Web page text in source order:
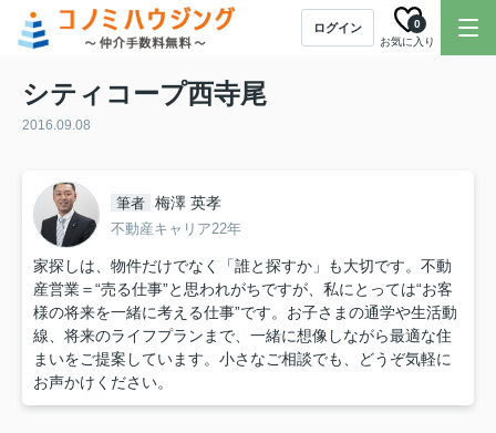
ログイン
お気に入り
0
シティコープ西寺尾
2016.09.08
筆者 梅澤 英孝
不動産キャリア22年
家探しは、物件だけでなく「誰と探すか」も大切です。不動
産営業＝“売る仕事”と思われがちですが、私にとっては“お客
様の将来を一緒に考える仕事”です。お子さまの通学や生活動
線、将来のライフプランまで、一緒に想像しながら最適な住
まいをご提案しています。小さなご相談でも、どうぞ気軽に
お声かけください。